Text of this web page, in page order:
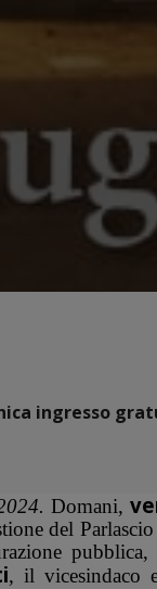
ingresso
Domani,
del
, il vicesindaco